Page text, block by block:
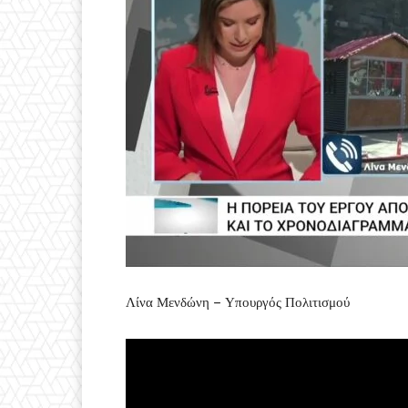
Λίνα Μενδώνη – Υπουργός Πολιτισμού